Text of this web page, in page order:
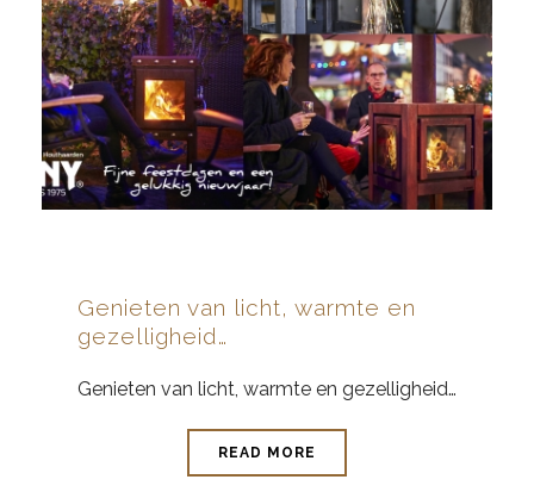
Genieten van licht, warmte en
gezelligheid…
Genieten van licht, warmte en gezelligheid…
READ MORE